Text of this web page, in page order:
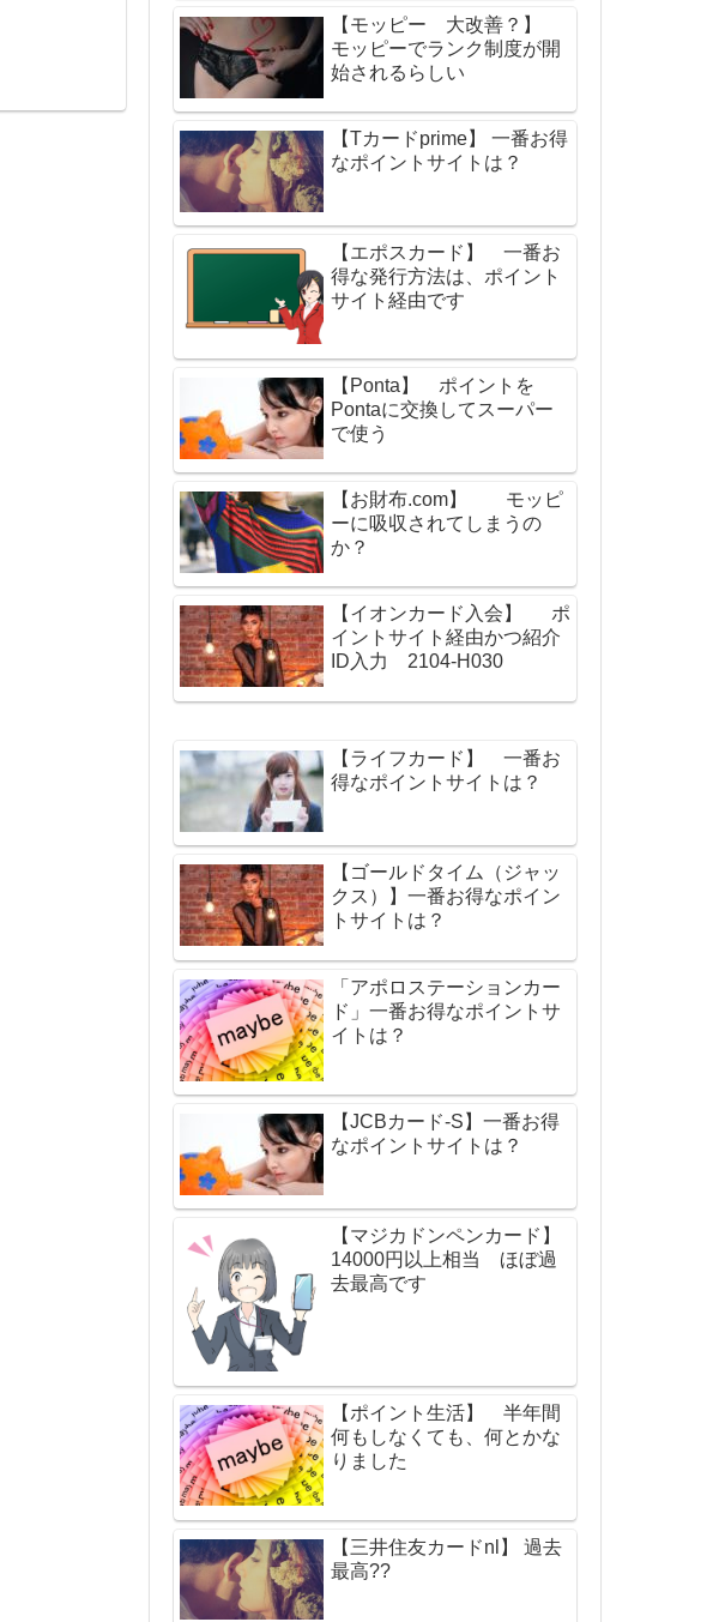
【モッピー 大改善？】
モッピーでランク制度が開
始されるらしい
【Tカードprime】 一番お得
なポイントサイトは？
【エポスカード】 一番お
得な発行方法は、ポイント
サイト経由です
【Ponta】 ポイントを
Pontaに交換してスーパー
で使う
【お財布.com】 モッピ
ーに吸収されてしまうの
か？
【イオンカード入会】 ポ
イントサイト経由かつ紹介
ID入力 2104-H030
【ライフカード】 一番お
得なポイントサイトは？
【ゴールドタイム（ジャッ
クス）】一番お得なポイン
トサイトは？
「アポロステーションカー
ド」一番お得なポイントサ
イトは？
【JCBカード-S】一番お得
なポイントサイトは？
【マジカドンペンカード】
14000円以上相当 ほぼ過
去最高です
【ポイント生活】 半年間
何もしなくても、何とかな
りました
【三井住友カードnl】 過去
最高??